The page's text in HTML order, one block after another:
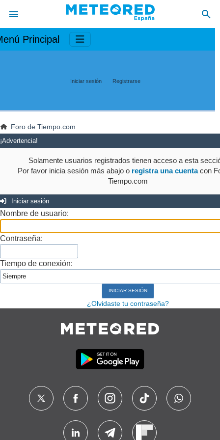
Principal
Iniciar sesión Registrarse
Foro de Tiempo.com
¡Advertencia!
Solamente usuarios registrados tienen acceso a esta
Por favor inicia sesión más abajo o registra una cuentacon
Tiempo.com
Iniciar sesión
Nombre de usuario:
Contraseña:
Tiempo de conexión:
¿Olvidaste tu contraseña?